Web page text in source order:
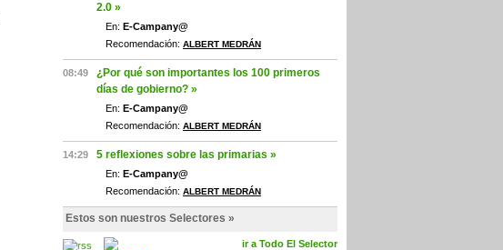
2.0 »
En: E-Campany@
Recomendación: ALBERT MEDRÁN
08:49
¿Por qué son importantes los 100 primeros
días de gobierno? »
En: E-Campany@
Recomendación: ALBERT MEDRÁN
14:29 5 reflexiones sobre las primarias »
En: E-Campany@
Recomendación: ALBERT MEDRÁN
Estos son nuestros Selectores »
ir a Todo El Selector